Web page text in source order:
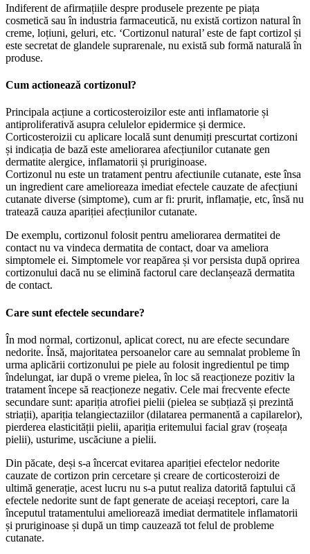
Indiferent de afirmațiile despre produsele prezente pe piața
cosmetică sau în industria farmaceutică, nu există cortizon natural în
creme, loțiuni, geluri, etc. ‘Cortizonul natural’ este de fapt cortizol și
este secretat de glandele suprarenale, nu există sub formă naturală în
produse.
Cum actionează cortizonul?
Principala acțiune a corticosteroizilor este anti inflamatorie și
antiproliferativă asupra celulelor epidermice și dermice.
Corticosteroizii cu aplicare locală sunt denumiți prescurtat cortizoni
și indicația de bază este ameliorarea afecțiunilor cutanate gen
dermatite alergice, inflamatorii și pruriginoase.
Cortizonul nu este un tratament pentru afectiunile cutanate, este însa
un ingredient care amelioreaza imediat efectele cauzate de afecțiuni
cutanate diverse (simptome), cum ar fi: prurit, inflamație, etc, însă nu
tratează cauza apariției afecțiunilor cutanate.
De exemplu, cortizonul folosit pentru ameliorarea dermatitei de
contact nu va vindeca dermatita de contact, doar va ameliora
simptomele ei. Simptomele vor reapărea și vor persista după oprirea
cortizonului dacă nu se elimină factorul care declanșează dermatita
de contact.
Care sunt efectele secundare?
În mod normal, cortizonul, aplicat corect, nu are efecte secundare
nedorite. Însă, majoritatea persoanelor care au semnalat probleme în
urma aplicării cortizonului pe piele au folosit ingredientul pe timp
îndelungat, iar după o vreme pielea, în loc să reacționeze pozitiv la
tratament începe să reacționeze negativ. Cele mai frecvente efecte
secundare sunt: apariția atrofiei pielii (pielea se subțiază și prezintă
striații), apariția telangiectaziilor (dilatarea permanentă a capilarelor),
pierderea elasticității pielii, apariția eritemului facial grav (roșeața
pielii), usturime, uscăciune a pielii.
Din păcate, deși s-a încercat evitarea apariției efectelor nedorite
cauzate de cortizon prin cercetare și creare de corticosteroizi de
ultimă generație, acest lucru nu s-a putut realiza datorită faptului că
efectele nedorite sunt de fapt generate de aceiași receptori, care la
începutul tratamentului ameliorează imediat dermatitele inflamatorii
și pruriginoase și după un timp cauzează tot felul de probleme
cutanate.